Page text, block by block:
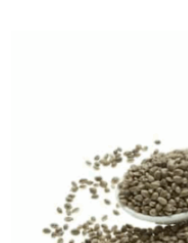
gyógynövény, külsőleg
egyaránt hozzájárul
Hatékony sebgyógyító
helyreállítja az
az Aloe Vera a rák